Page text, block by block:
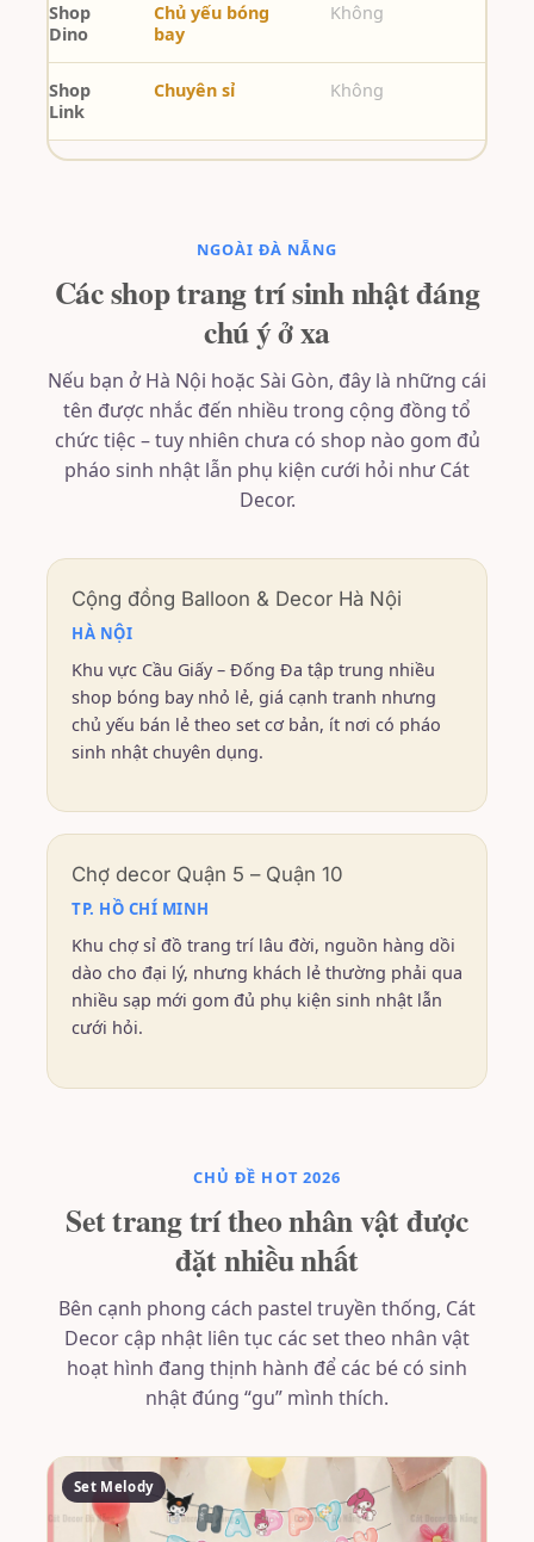
Shop
Dino
Chủ yếu bóng
bay
Không
Shop
Link
Chuyên sỉ Không
NGOÀI ĐÀ NẴNG
Các shop trang trí sinh nhật đáng
chú ý ở xa
Nếu bạn ở Hà Nội hoặc Sài Gòn, đây là những cái
tên được nhắc đến nhiều trong cộng đồng tổ
chức tiệc – tuy nhiên chưa có shop nào gom đủ
pháo sinh nhật lẫn phụ kiện cưới hỏi như Cát
Decor.
Cộng đồng Balloon & Decor Hà Nội
HÀ NỘI
Khu vực Cầu Giấy – Đống Đa tập trung nhiều
shop bóng bay nhỏ lẻ, giá cạnh tranh nhưng
chủ yếu bán lẻ theo set cơ bản, ít nơi có pháo
sinh nhật chuyên dụng.
Chợ decor Quận 5 – Quận 10
TP. HỒ CHÍ MINH
Khu chợ sỉ đồ trang trí lâu đời, nguồn hàng dồi
dào cho đại lý, nhưng khách lẻ thường phải qua
nhiều sạp mới gom đủ phụ kiện sinh nhật lẫn
cưới hỏi.
CHỦ ĐỀ HOT 2026
Set trang trí theo nhân vật được
đặt nhiều nhất
Bên cạnh phong cách pastel truyền thống, Cát
Decor cập nhật liên tục các set theo nhân vật
hoạt hình đang thịnh hành để các bé có sinh
nhật đúng “gu” mình thích.
Set Melody